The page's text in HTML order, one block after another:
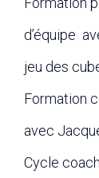
d’équipe
jeu des
Formation
avec
Cycle